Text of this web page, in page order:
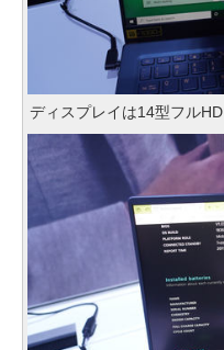
ディスプレイは14型フルHD